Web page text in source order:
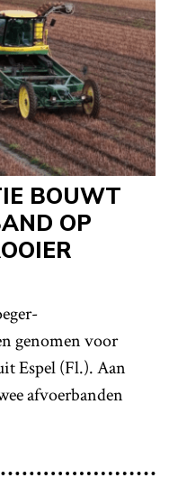
BOUWT
OP
genomen voor
Espel (Fl.). Aan
afvoerbanden